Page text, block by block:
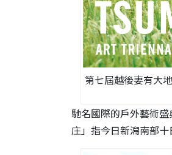
第七屆越後妻有大
馳名國際的戶外藝術
庄」指今日新潟南部